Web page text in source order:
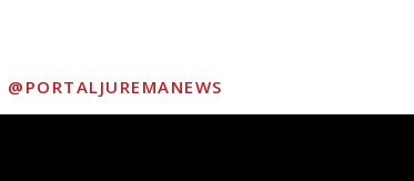
@PORTALJUREMANEWS